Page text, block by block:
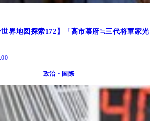
世界地図探索172】「高市幕府≒三代将軍家光
政治・国際